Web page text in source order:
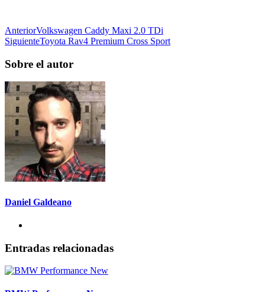
AnteriorVolkswagen Caddy Maxi 2.0 TDi
SiguienteToyota Rav4 Premium Cross Sport
Sobre el autor
Daniel Galdeano
Entradas relacionadas